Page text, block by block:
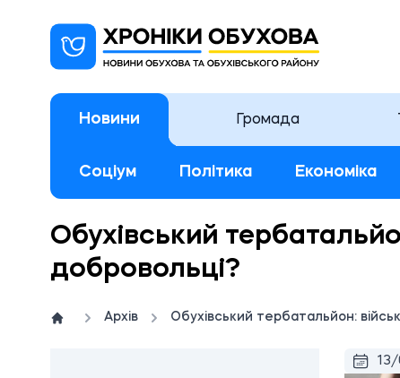
Новини Громада
Соціум Політика Економіка
Обухівський
добровольці?
Архів Обухівський тербатальйон: